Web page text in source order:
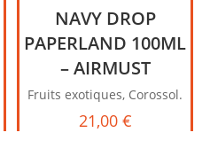
NAVY DROP
PAPERLAND 100ML
– AIRMUST
Fruits exotiques, Corossol.
21,00 €